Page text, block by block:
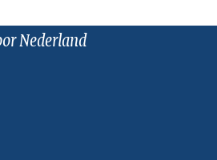
Nederland